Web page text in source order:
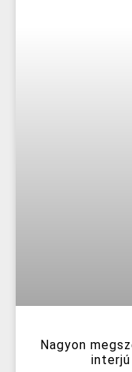
Nagyon
interjú